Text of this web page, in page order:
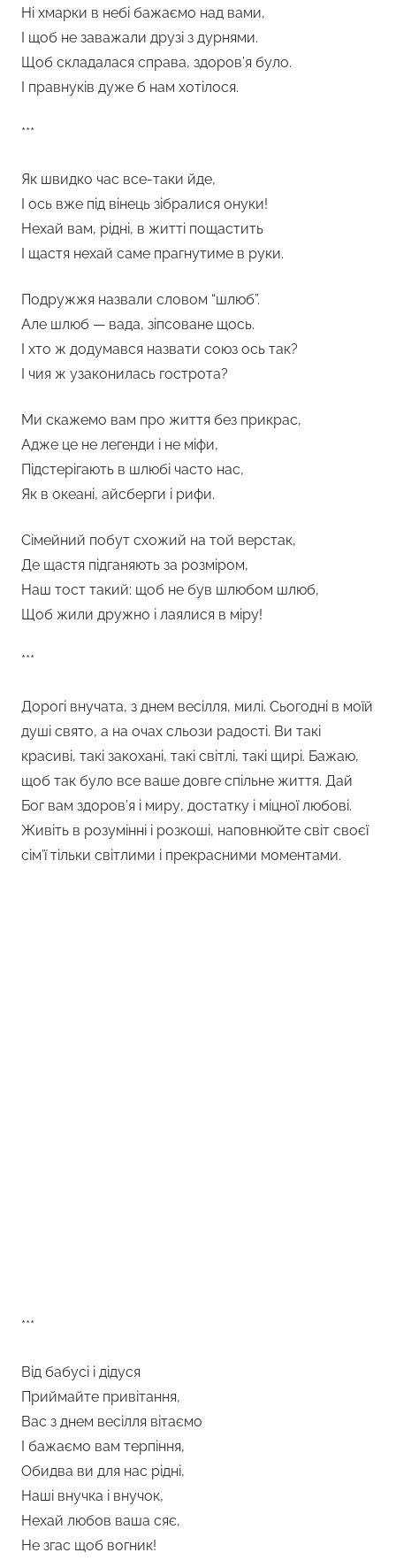
Ні хмарки в небі бажаємо над вами,
І щоб не заважали друзі з дурнями.
Щоб складалася справа, здоров’я було.
І правнуків дуже б нам хотілося.
***
Як швидко час все-таки йде,
І ось вже під вінець зібралися онуки!
Нехай вам, рідні, в житті пощастить
І щастя нехай саме прагнутиме в руки.
Подружжя назвали словом “шлюб”.
Але шлюб — вада, зіпсоване щось.
І хто ж додумався назвати союз ось так?
І чия ж узаконилась гострота?
Ми скажемо вам про життя без прикрас,
Адже це не легенди і не міфи,
Підстерігають в шлюбі часто нас,
Як в океані, айсберги і рифи.
Сімейний побут схожий на той верстак,
Де щастя підганяють за розміром,
Наш тост такий: щоб не був шлюбом шлюб,
Щоб жили дружно і лаялися в міру!
***
Дорогі внучата, з днем весілля, милі. Сьогодні в моїй
душі свято, а на очах сльози радості. Ви такі
красиві, такі закохані, такі світлі, такі щирі. Бажаю,
щоб так було все ваше довге спільне життя. Дай
Бог вам здоров’я і миру, достатку і міцної любові.
Живіть в розумінні і розкоші, наповнюйте світ своєї
сім’ї тільки світлими і прекрасними моментами.
***
Від бабусі і дідуся
Приймайте привітання,
Вас з днем весілля вітаємо
І бажаємо вам терпіння,
Обидва ви для нас рідні,
Наші внучка і внучок,
Нехай любов ваша сяє,
Не згас щоб вогник!